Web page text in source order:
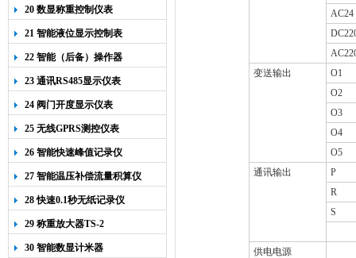
20 数显称重控制仪表
21 智能液位显示控制表
22 智能（后备）操作器
23 通讯RS485显示仪表
24 阀门开度显示仪表
25 无线GPRS测控仪表
26 智能快速峰值记录仪
27 智能温压补偿流量积算仪
28 快速0.1秒无纸记录仪
29 称重放大器TS-2
30 智能数显计米器
AC24
变送输出
O1
O2
O3
O4
O5
通讯输出
P
R
S
供电电源